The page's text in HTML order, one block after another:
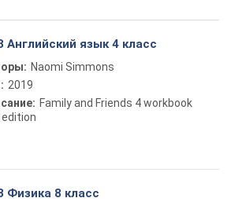
Английский язык 4 класс
Naomi Simmons
2019
Family and Friends 4 workbook
edition
Физика 8 класс